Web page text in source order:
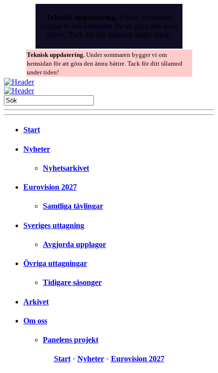
Teknisk uppdatering. Under sommaren
bygger vi om hemsidan för att göra den ännu
bättre. Tack för ditt tålamod under tiden!
Teknisk uppdatering. Under sommaren bygger vi om
hemsidan för att göra den ännu bättre. Tack för ditt tålamod
under tiden!
Start
Nyheter
Nyhetsarkivet
Eurovision 2027
Samtliga tävlingar
Sveriges uttagning
Avgjorda upplagor
Övriga uttagningar
Tidigare säsonger
Arkivet
Om oss
Panelens projekt
Start • Nyheter • Eurovision 2027